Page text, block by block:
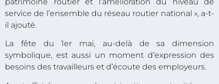
service de l’ensemble du réseau routier national », a-t-
il ajouté.
La fête du 1er mai, au-delà de sa dimension
symbolique, est aussi un moment d’expression des
besoins des travailleurs et d’écoute des employeurs.